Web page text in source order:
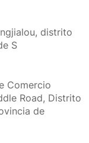
distrito
S
Comercio
Road, Distrito
de